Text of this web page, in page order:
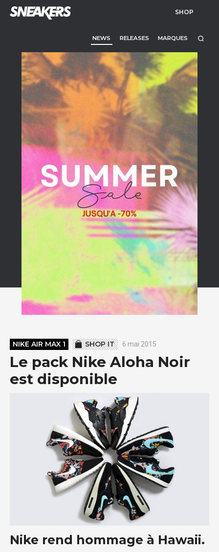
SHOP
NEWS RELEASES MARQUES
NIKE AIR MAX 1 SHOP IT 6 mai 2015
Le pack Nike Aloha Noir
est disponible
Nike rend hommage à Hawaii.